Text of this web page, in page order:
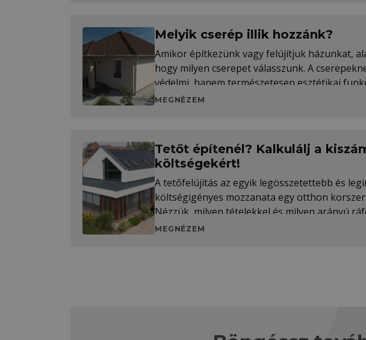
Melyik cserép illik hozzánk?
Amikor építkezünk vagy felújítjuk házunkat,
hogy milyen cserepet válasszunk. A
védelmi, hanem természetesen esztétikai
MEGNÉZEM
Tetőt építenél? Kalkulálj a
költségekért!
A tetőfelújítás az egyik legösszetettebb és
költségigényes mozzanata egy otthon
Nézzük, milyen tételekkel és milyen arányú
kalkulálni egy teljes tetőcsere vagy -építés
MEGNÉZEM